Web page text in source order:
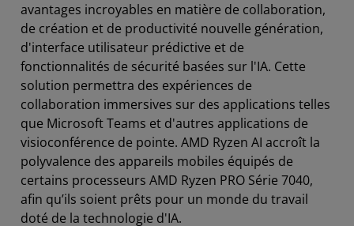
avantages incroyables en matière de collaboration,
de création et de productivité nouvelle génération,
d'interface utilisateur prédictive et de
fonctionnalités de sécurité basées sur l'IA. Cette
solution permettra des expériences de
collaboration immersives sur des applications telles
que Microsoft Teams et d'autres applications de
visioconférence de pointe. AMD Ryzen AI accroît la
polyvalence des appareils mobiles équipés de
certains processeurs AMD Ryzen PRO Série 7040,
afin qu’ils soient prêts pour un monde du travail
doté de la technologie d'IA.